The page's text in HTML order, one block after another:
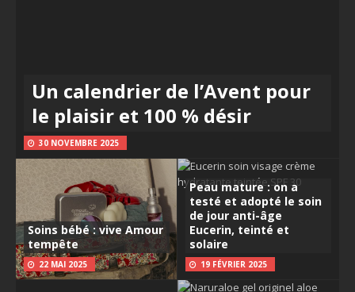
Un calendrier de l’Avent pour
le plaisir et 100 % désir
30 NOVEMBRE 2025
Soins bébé : vive Amour
tempête
22 MAI 2025
Peau mature : on a
testé et adopté le soin
de jour anti-âge
Eucerin, teinté et
solaire
19 FÉVRIER 2025